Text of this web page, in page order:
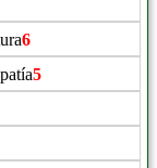
6
5